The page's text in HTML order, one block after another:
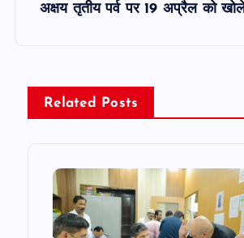
अक्षय तृतीय पर्व पर 19 अप्रैल को
Related Posts